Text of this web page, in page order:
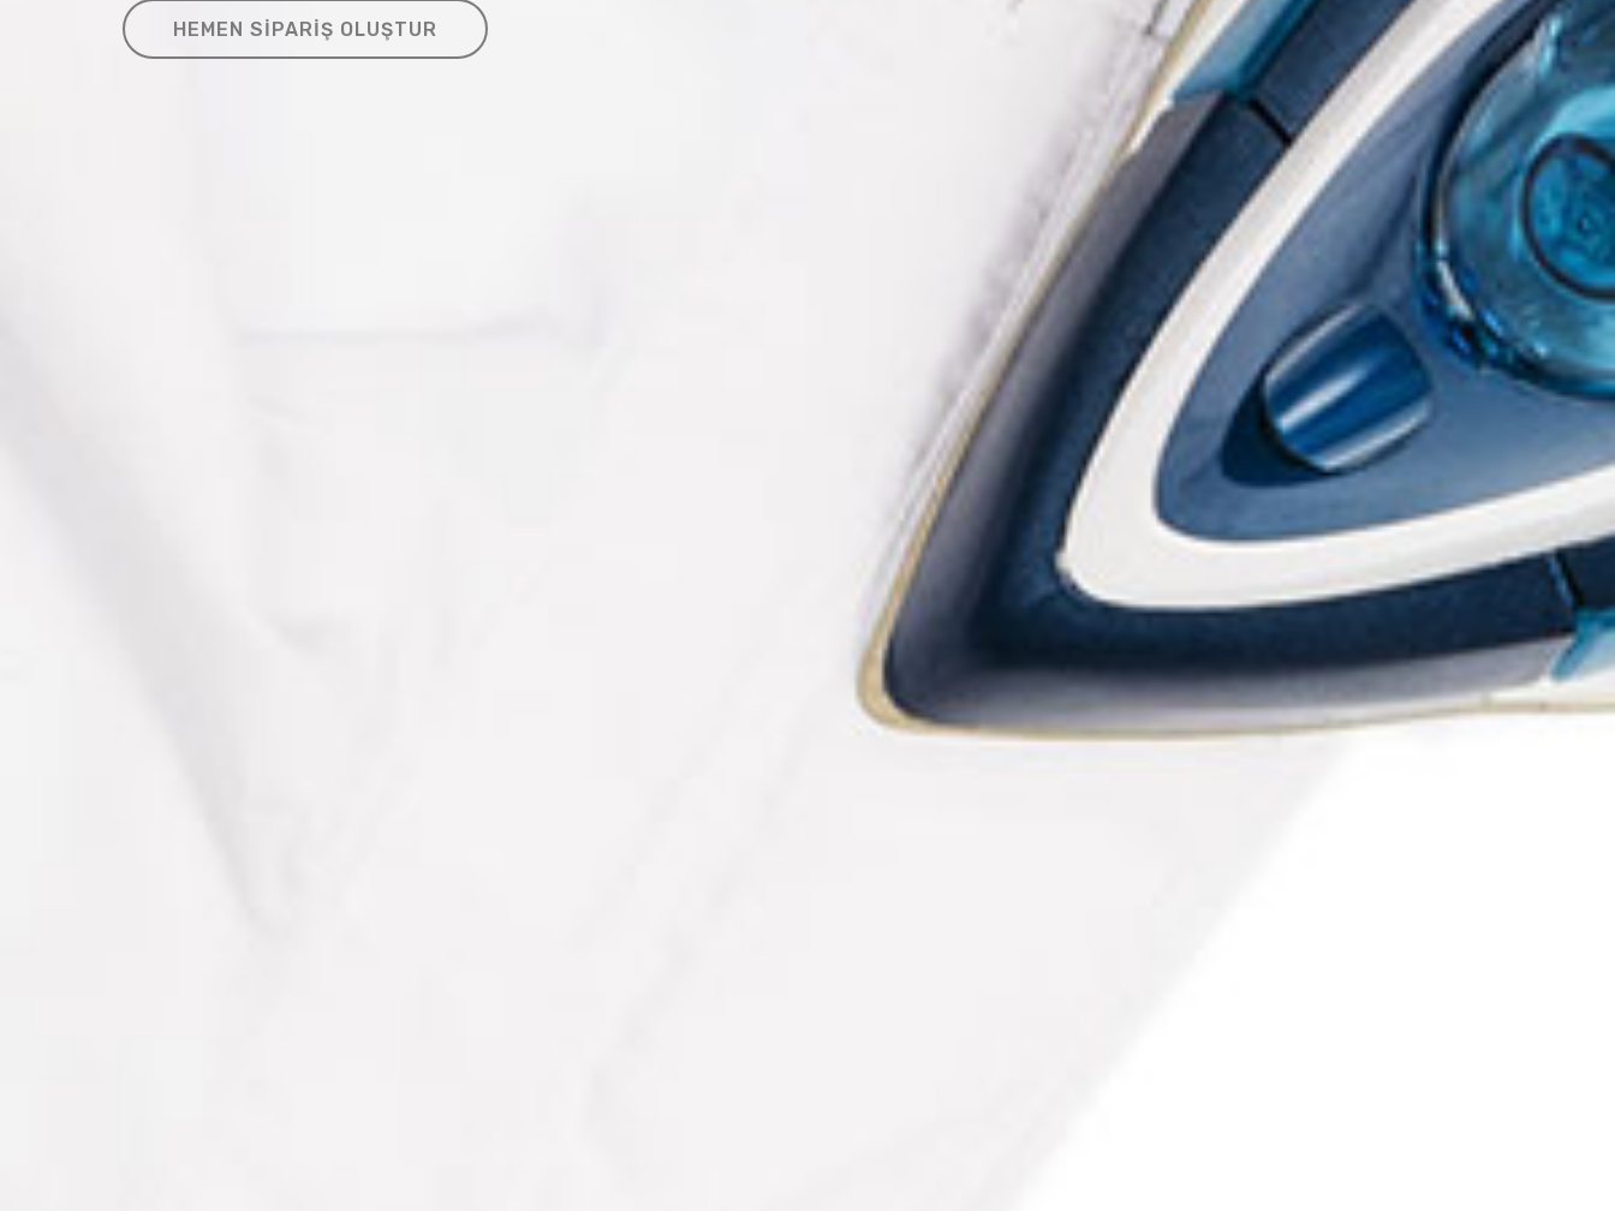
HEMEN SIPARIŞ OLUŞTUR